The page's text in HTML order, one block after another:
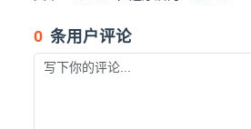
0 条用户评论